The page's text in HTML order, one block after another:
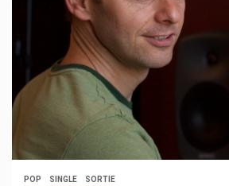
POP SINGLE SORTIE